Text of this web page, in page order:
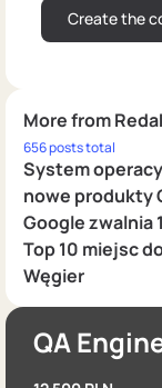
More from
656 posts total
System
nowe produkty
Google zwalnia
Top 10 miejsc
Węgier
QA